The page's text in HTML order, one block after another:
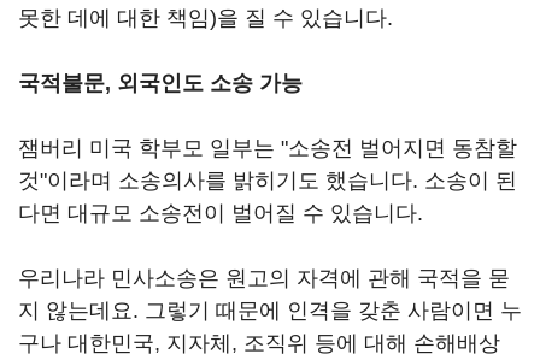
못한 데에 대한 책임)을 질 수 있습니다.
국적불문, 외국인도 소송 가능
잼버리 미국 학부모 일부는 "소송전 벌어지면 동참할
것"이라며 소송의사를 밝히기도 했습니다. 소송이 된
다면 대규모 소송전이 벌어질 수 있습니다.
우리나라 민사소송은 원고의 자격에 관해 국적을 묻
지 않는데요. 그렇기 때문에 인격을 갖춘 사람이면 누
구나 대한민국, 지자체, 조직위 등에 대해 손해배상